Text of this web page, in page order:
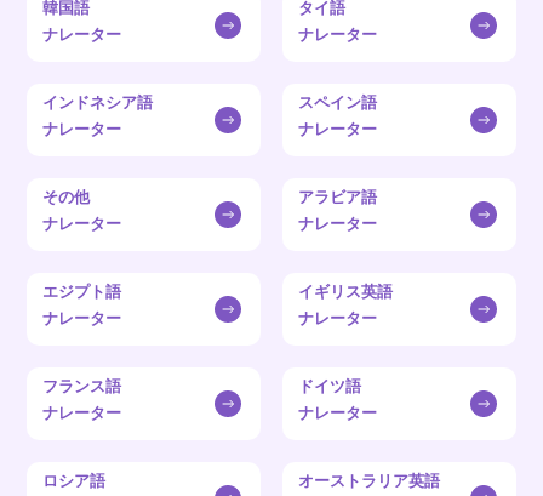
韓国語
ナレーター
タイ語
ナレーター
インドネシア語
ナレーター
スペイン語
ナレーター
その他
ナレーター
アラビア語
ナレーター
エジプト語
ナレーター
イギリス英語
ナレーター
フランス語
ナレーター
ドイツ語
ナレーター
ロシア語
オーストラリア英語